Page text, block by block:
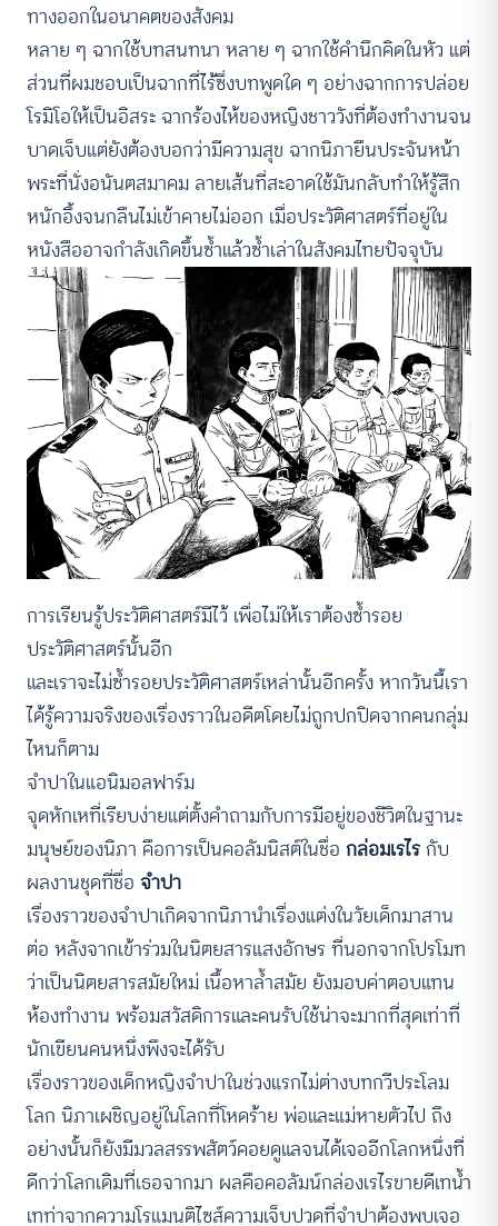
ทางออกในอนาคตของสังคม
หลาย ๆ ฉากใช้บทสนทนา หลาย ๆ ฉากใช้คำนึกคิดในหัว แต่
ส่วนที่ผมชอบเป็นฉากที่ไร้ซึ่งบทพูดใด ๆ อย่างฉากการปล่อย
โรมิโอให้เป็นอิสระ ฉากร้องไห้ของหญิงชาววังที่ต้องทำงานจน
บาดเจ็บแต่ยังต้องบอกว่ามีความสุข ฉากนิภายืนประจันหน้า
พระที่นั่งอนันตสมาคม ลายเส้นที่สะอาดใช้มันกลับทำให้รู้สึก
หนักอึ้งจนกลืนไม่เข้าคายไม่ออก เมื่อประวัติศาสตร์ที่อยู่ใน
หนังสืออาจกำลังเกิดขึ้นซ้ำแล้วซ้ำเล่าในสังคมไทยปัจจุบัน
การเรียนรู้ประวัติศาสตร์มีไว้ เพื่อไม่ให้เราต้องซ้ำรอย
ประวัติศาสตร์นั้นอีก
และเราจะไม่ซ้ำรอยประวัติศาสตร์เหล่านั้นอีกครั้ง หากวันนี้เรา
ได้รู้ความจริงของเรื่องราวในอดีตโดยไม่ถูกปกปิดจากคนกลุ่ม
ไหนก็ตาม
จำปาในแอนิมอลฟาร์ม
จุดหักเหที่เรียบง่ายแต่ตั้งคำถามกับการมีอยู่ของชีวิตในฐานะ
มนุษย์ของนิภา คือการเป็นคอลัมนิสต์ในชื่อ กล่อมเรไรกับ
ผลงานชุดที่ชื่อ จำปา
เรื่องราวของจำปาเกิดจากนิภานำเรื่องแต่งในวัยเด็กมาสาน
ต่อ หลังจากเข้าร่วมในนิตยสารแสงอักษร ที่นอกจากโปรโมท
ว่าเป็นนิตยสารสมัยใหม่ เนื้อหาล้ำสมัย ยังมอบค่าตอบแทน
ห้องทำงาน พร้อมสวัสดิการและคนรับใช้น่าจะมากที่สุดเท่าที่
นักเขียนคนหนึ่งพึงจะได้รับ
เรื่องราวของเด็กหญิงจำปาในช่วงแรกไม่ต่างบทกวีประโลม
โลก นิภาเผชิญอยู่ในโลกที่โหดร้าย พ่อและแม่หายตัวไป ถึง
อย่างนั้นก็ยังมีมวลสรรพสัตว์คอยดูแลจนได้เจออีกโลกหนึ่งที่
ดีกว่าโลกเดิมที่เธอจากมา ผลคือคอลัมน์กล่องเรไรขายดีเทน้ำ
เทท่าจากความโรแมนติไซส์ความเจ็บปวดที่จำปาต้องพบเจอ